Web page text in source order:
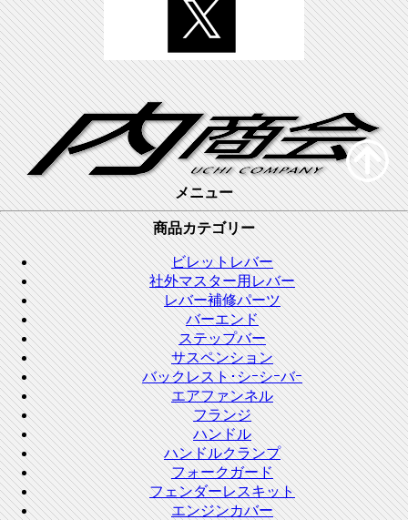
メニュー
商品カテゴリー
ビレットレバー
社外マスター用レバー
レバー補修パーツ
バーエンド
ステップバー
サスペンション
バックレスト･シｰシｰバｰ
エアファンネル
フランジ
ハンドル
ハンドルクランプ
フォークガード
フェンダーレスキット
エンジンカバー